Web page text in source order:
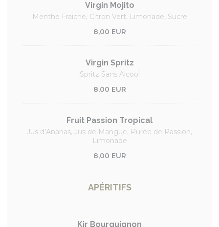
Virgin Mojito
Menthe Fraiche, Citron Vert, Limonade, Sucre
8,00 EUR
Virgin Spritz
Spritz Sans Alcool
8,00 EUR
Fruit Passion Tropical
Jus d’Ananas, Jus de Mangue, Purée de Passion,
Limonade
8,00 EUR
APÉRITIFS
Kir Bourguignon